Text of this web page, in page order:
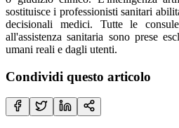
sostituisce i professionisti sanitari
decisionali medici. Tutte le
all'assistenza sanitaria sono prese
umani reali e dagli utenti.
Condividi questo articolo